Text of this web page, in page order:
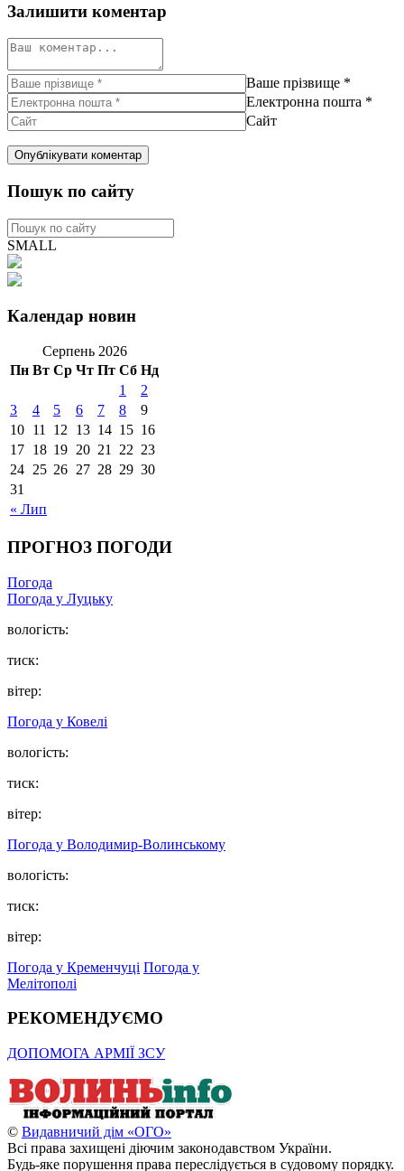
Залишити коментар
Ваше прізвище *
Електронна пошта *
Сайт
Пошук по сайту
SMALL
Календар новин
Серпень 2026
Пн Вт Ср Чт Пт Сб Нд
« Лип
1
2
3
4 5 6 7 8
9
10 11 12 13 14 15 16
17 18 19 20 21 22 23
24 25 26 27 28 29 30
31
ПРОГНОЗ ПОГОДИ
Погода
Погода у Луцьку
вологість:
тиск:
вітер:
Погода у Ковелі
вологість:
тиск:
вітер:
Погода у Володимир-Волинському
вологість:
тиск:
вітер:
Погода у Кременчуці Погода у
Мелітополі
РЕКОМЕНДУЄМО
ДОПОМОГА АРМІЇ ЗСУ
© Видавничий дім «ОГО»
Всі права захищені діючим законодавством України.
Будь-яке порушення права переслідується в судовому порядку.